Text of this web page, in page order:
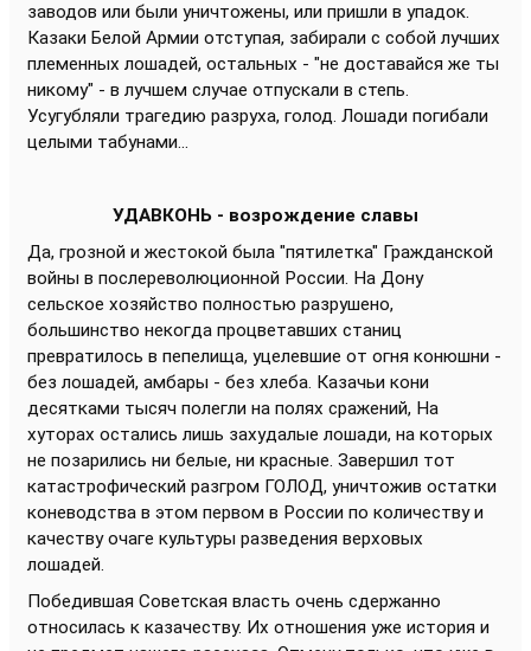
заводов или были уничтожены, или пришли в упадок.
Казаки Белой Армии отступая, забирали с собой лучших
племенных лошадей, остальных - "не доставайся же ты
никому" - в лучшем случае отпускали в степь.
Усугубляли трагедию разруха, голод. Лошади погибали
целыми табунами...
УДАВКОНЬ - возрождение славы
Да, грозной и жестокой была "пятилетка" Гражданской
войны в послереволюционной России. На Дону
сельское хозяйство полностью разрушено,
большинство некогда процветавших станиц
превратилось в пепелища, уцелевшие от огня конюшни -
без лошадей, амбары - без хлеба. Казачьи кони
десятками тысяч полегли на полях сражений, На
хуторах остались лишь захудалые лошади, на которых
не позарились ни белые, ни красные. Завершил тот
катастрофический разгром ГОЛОД, уничтожив остатки
коневодства в этом первом в России по количеству и
качеству очаге культуры разведения верховых
лошадей.
Победившая Советская власть очень сдержанно
относилась к казачеству. Их отношения уже история и